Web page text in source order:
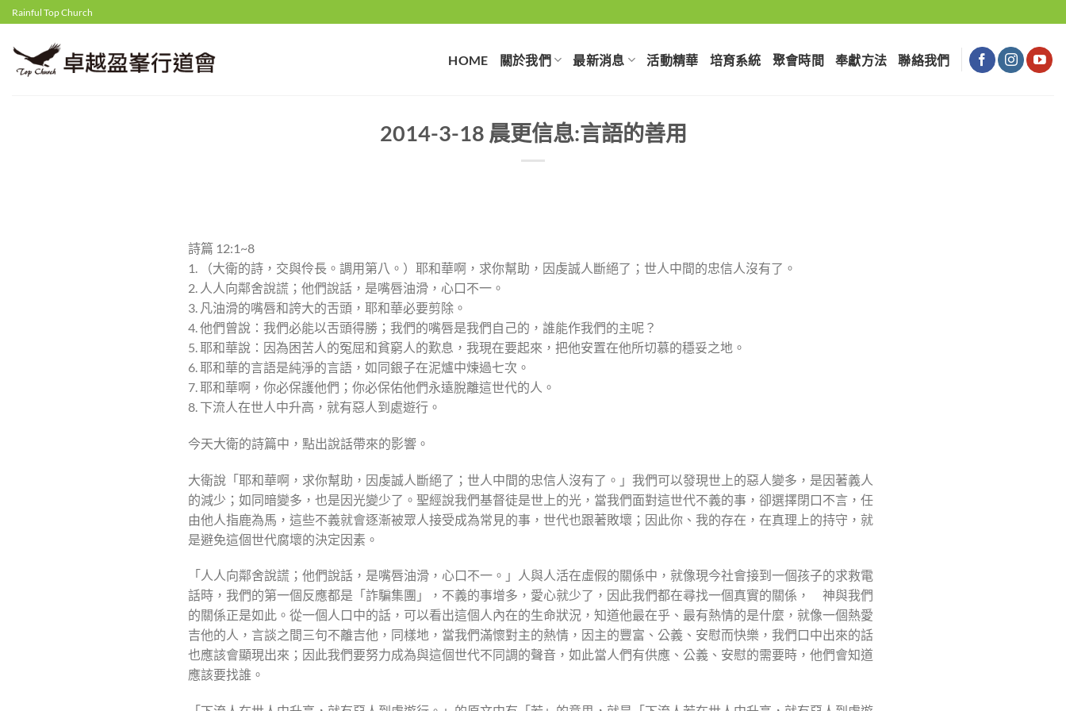
Skip
to
content
Rainful Top Church
HOME 關於我們 最新消息 活動精華 培育系統 聚會時間 奉獻⽅法 聯絡我們
2014-3-18 晨更信息:言語的善用
詩篇 12:1~8
1. （大衛的詩，交與伶長。調用第八。）耶和華啊，求你幫助，因虔誠人斷絕了；世人中間的忠信人沒有了。
2. 人人向鄰舍說謊；他們說話，是嘴唇油滑，心口不一。
3. 凡油滑的嘴唇和誇大的舌頭，耶和華必要剪除。
4. 他們曾說：我們必能以舌頭得勝；我們的嘴唇是我們自己的，誰能作我們的主呢？
5. 耶和華說：因為困苦人的冤屈和貧窮人的歎息，我現在要起來，把他安置在他所切慕的穩妥之地。
6. 耶和華的言語是純淨的言語，如同銀子在泥爐中煉過七次。
7. 耶和華啊，你必保護他們；你必保佑他們永遠脫離這世代的人。
8. 下流人在世人中升高，就有惡人到處遊行。
今天大衛的詩篇中，點出說話帶來的影響。
大衛說「耶和華啊，求你幫助，因虔誠人斷絕了；世人中間的忠信人沒有了。」我們可以發現世上的惡人變多，是因著義人
的減少；如同暗變多，也是因光變少了。聖經說我們基督徒是世上的光，當我們面對這世代不義的事，卻選擇閉口不言，任
由他人指鹿為馬，這些不義就會逐漸被眾人接受成為常見的事，世代也跟著敗壞；因此你、我的存在，在真理上的持守，就
是避免這個世代腐壞的決定因素。
「人人向鄰舍說謊；他們說話，是嘴唇油滑，心口不一。」人與人活在虛假的關係中，就像現今社會接到一個孩子的求救電
話時，我們的第一個反應都是「詐騙集團」，不義的事增多，愛心就少了，因此我們都在尋找一個真實的關係， 神與我們
的關係正是如此。從一個人口中的話，可以看出這個人內在的生命狀況，知道他最在乎、最有熱情的是什麼，就像一個熱愛
吉他的人，言談之間三句不離吉他，同樣地，當我們滿懷對主的熱情，因主的豐富、公義、安慰而快樂，我們口中出來的話
也應該會顯現出來；因此我們要努力成為與這個世代不同調的聲音，如此當人們有供應、公義、安慰的需要時，他們會知道
應該要找誰。